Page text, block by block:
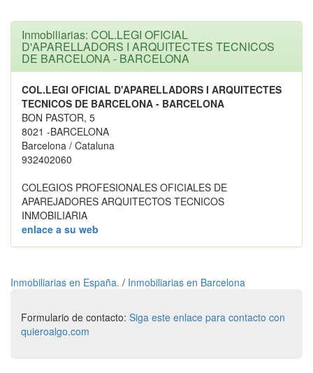
Inmobiliarias: COL.LEGI OFICIAL
D'APARELLADORS I ARQUITECTES TECNICOS
DE BARCELONA - BARCELONA
COL.LEGI OFICIAL D'APARELLADORS I ARQUITECTES
TECNICOS DE BARCELONA - BARCELONA
BON PASTOR, 5
8021 -BARCELONA
Barcelona / Cataluna
932402060
COLEGIOS PROFESIONALES OFICIALES DE
APAREJADORES ARQUITECTOS TECNICOS
INMOBILIARIA
enlace a su web
Inmobiliarias en España. / Inmobiliarias en Barcelona
Formulario de contacto: Siga este enlace para contacto con
quieroalgo.com